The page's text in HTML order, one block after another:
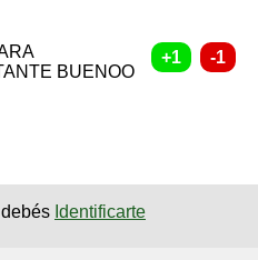
BUENOO
Identificarte